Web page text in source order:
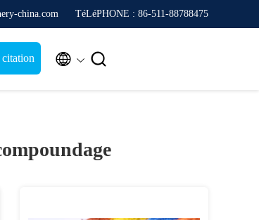
china.com TéLéPHONE : 86-511-88788475
 